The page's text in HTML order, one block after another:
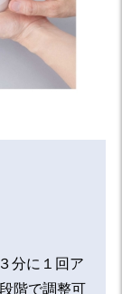
分に１回ア
階で調整可